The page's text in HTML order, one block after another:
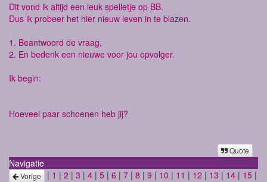
Dit vond ik altijd een leuk spelletje op BB.
Dus ik probeer het hier nieuw leven in te blazen.
1. Beantwoord de vraag,
2. En bedenk een nieuwe voor jou opvolger.
Ik begin:
Hoeveel paar schoenen heb jij?
Quote
Navigatie
Vorige | 1 | 2 | 3 | 4 | 5 | 6 | 7 | 8 | 9 | 10 | 11 | 12 | 13 | 14 | 15 |